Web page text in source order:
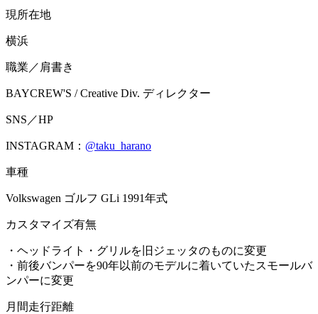
現所在地
横浜
職業／肩書き
BAYCREW'S / Creative Div. ディレクター
SNS／HP
INSTAGRAM： @taku_harano
車種
Volkswagen ゴルフ GLi 1991年式
カスタマイズ有無
・ヘッドライト・グリルを旧ジェッタのものに変更
・前後バンパーを90年以前のモデルに着いていたスモールバ
ンパーに変更
月間走行距離